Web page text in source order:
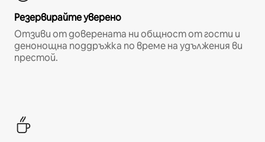
Резервирайте уверено
Отзиви от доверената ни общност от гости и
денонощна поддръжка по време на удължения ви
престой.